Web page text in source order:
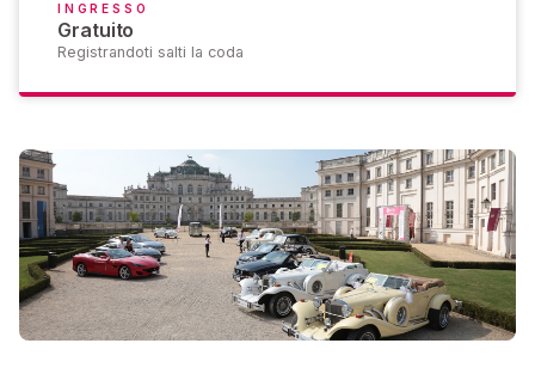
INGRESSO
Gratuito
Registrandoti salti la coda